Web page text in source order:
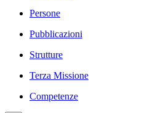
Persone
Pubblicazioni
Strutture
Terza Missione
Competenze